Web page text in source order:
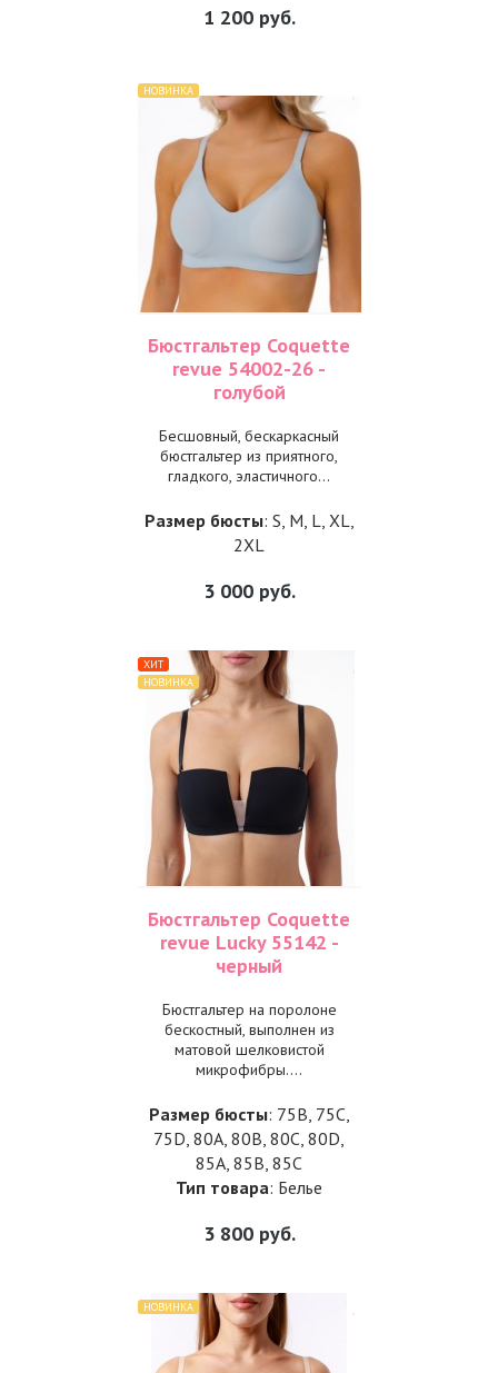
1 200руб.
НОВИНКА
Бюстгальтер Coquette
revue 54002-26 -
голубой
Бесшовный, бескаркасный
бюстгальтер из приятного,
гладкого, эластичного...
Размер бюсты: S, M, L, XL,
2XL
3 000руб.
ХИТ
НОВИНКА
Бюстгальтер Coquette
revue Lucky 55142 -
черный
Бюстгальтер на поролоне
бескостный, выполнен из
матовой шелковистой
микрофибры....
Размер бюсты: 75B, 75C,
75D, 80A, 80B, 80C, 80D,
85A, 85B, 85C
Тип товара: Белье
3 800руб.
НОВИНКА